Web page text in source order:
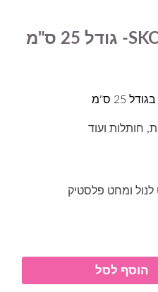
25 ס"מ
חותלות ועוד
ומחט פלסטיק
הוסף לסל